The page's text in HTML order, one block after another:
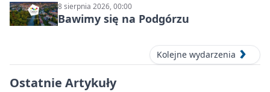
8 sierpnia 2026, 00:00
Bawimy się na Podgórzu
Kolejne wydarzenia
Ostatnie Artykuły